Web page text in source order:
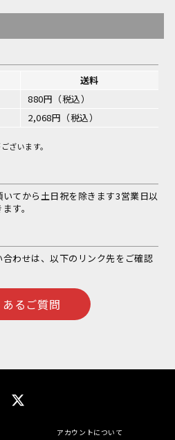
送料
880円（税込）
2,068円（税込）
ざいます。
てから土日祝を除きます3営業日以
す。
わせは、以下のリンク先をご確認
あるご質問
アカウントについて